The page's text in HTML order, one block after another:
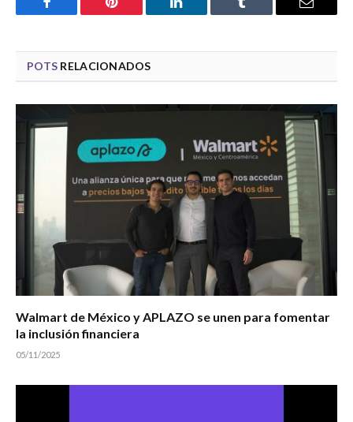
Facebook Pinterest LinkedIn Tumblr Email
POTS RELACIONADOS
Walmart de México y APLAZO se unen para fomentar
la inclusión financiera
05/11/2025